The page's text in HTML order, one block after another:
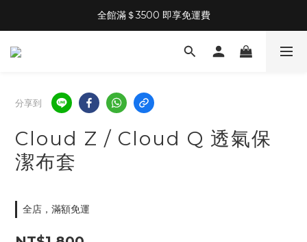
全館滿＄3500 即享免運費
分享到
Cloud Z / Cloud Q 透氣保
潔布套
全店，滿額免運